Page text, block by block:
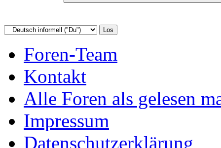
Foren-Team
Kontakt
Alle Foren als gelesen
Impressum
Datenschutzerklärung